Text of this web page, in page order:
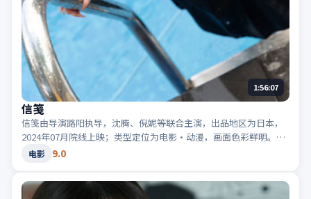
1:56:07
信笺
信笺由导演路阳执导，沈腾、倪妮等联合主演，出品地区为日本，
2024年07月院线上映；类型定位为电影·动漫，画面色彩鲜明。适
合检索「日本动漫」「2024高分电影」等相关关键词。
电影 9.0